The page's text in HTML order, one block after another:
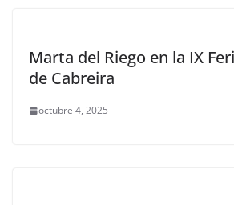
Marta del Riego en la IX
de Cabreira
octubre 4, 2025